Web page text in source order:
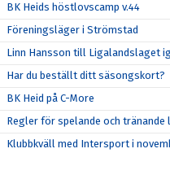
BK Heids höstlovscamp v.44
Föreningsläger i Strömstad
Linn Hansson till Ligalandslaget
Har du beställt ditt säsongskort?
BK Heid på C-More
Regler för spelande och tränande
Klubbkväll med Intersport i